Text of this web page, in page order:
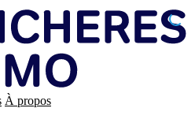
À propos